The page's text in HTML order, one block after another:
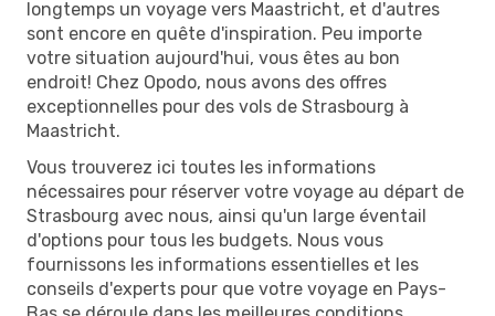
longtemps un voyage vers Maastricht, et d'autres
sont encore en quête d'inspiration. Peu importe
votre situation aujourd'hui, vous êtes au bon
endroit! Chez Opodo, nous avons des offres
exceptionnelles pour des vols de Strasbourg à
Maastricht.
Vous trouverez ici toutes les informations
nécessaires pour réserver votre voyage au départ de
Strasbourg avec nous, ainsi qu'un large éventail
d'options pour tous les budgets. Nous vous
fournissons les informations essentielles et les
conseils d'experts pour que votre voyage en Pays-